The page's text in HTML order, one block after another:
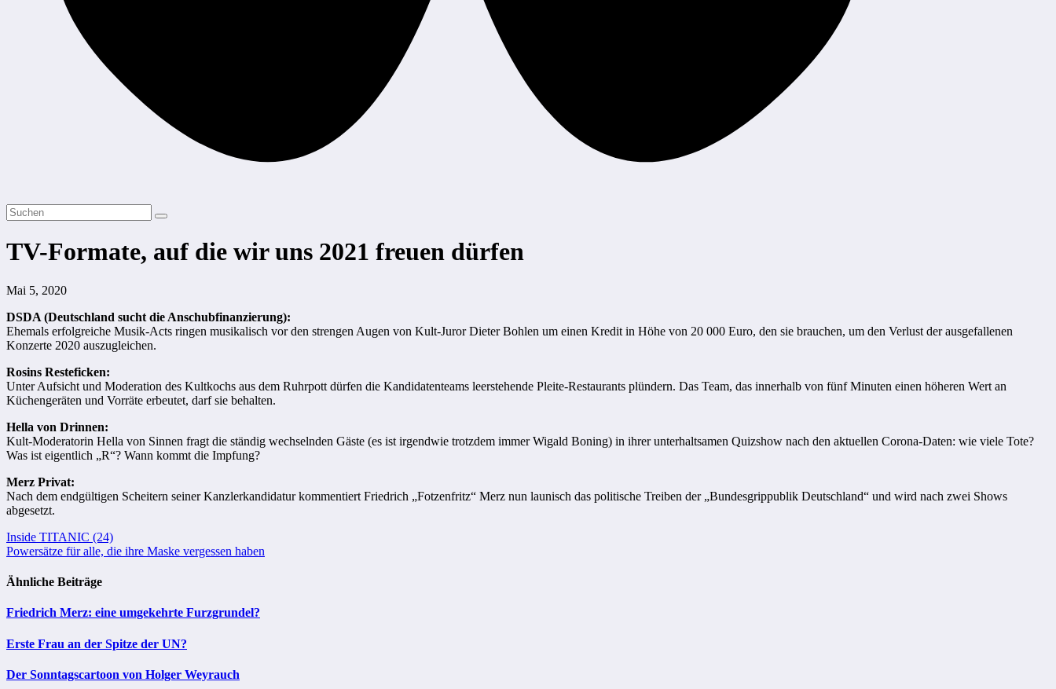
TV-Formate, auf die wir uns 2021 freuen dürfen
Mai 5, 2020
DSDA (Deutschland sucht die Anschubfinanzierung):
Ehemals erfolgreiche Musik-Acts ringen musikalisch vor den strengen Augen von Kult-Juror Dieter Bohlen um einen Kredit in Höhe von 20 000 Euro, den sie brauchen, um den Verlust der ausgefallenen
Konzerte 2020 auszugleichen.
Rosins Resteficken:
Unter Aufsicht und Moderation des Kultkochs aus dem Ruhrpott dürfen die Kandidatenteams leerstehende Pleite-Restaurants plündern. Das Team, das innerhalb von fünf Minuten einen höheren Wert an
Küchengeräten und Vorräte erbeutet, darf sie behalten.
Hella von Drinnen:
Kult-Moderatorin Hella von Sinnen fragt die ständig wechselnden Gäste (es ist irgendwie trotzdem immer Wigald Boning) in ihrer unterhaltsamen Quizshow nach den aktuellen Corona-Daten: wie viele Tote?
Was ist eigentlich „R“? Wann kommt die Impfung?
Merz Privat:
Nach dem endgültigen Scheitern seiner Kanzlerkandidatur kommentiert Friedrich „Fotzenfritz“ Merz nun launisch das politische Treiben der „Bundesgrippublik Deutschland“ und wird nach zwei Shows
abgesetzt.
Beitragsnavigation
Inside TITANIC (24)
Powersätze für alle, die ihre Maske vergessen haben
Ähnliche Beiträge
Friedrich Merz: eine umgekehrte Furzgrundel?
Erste Frau an der Spitze der UN?
Der Sonntagscartoon von Holger Weyrauch